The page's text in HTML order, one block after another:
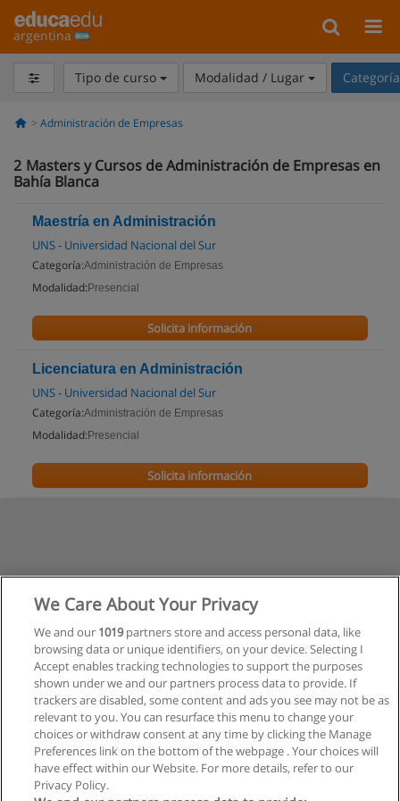
argentina
Tipo de curso Modalidad / Lugar
Administración de Empresas
2 Masters y Cursos de Administración de Empresas en
Bahía Blanca
Maestría en Administración
UNS - Universidad Nacional del Sur
Categoría:Administración de Empresas
Modalidad: Presencial
Solicita información
Licenciatura en Administración
UNS - Universidad Nacional del Sur
Categoría:Administración de Empresas
Modalidad: Presencial
Solicita información
We Care About Your Privacy
We and our 1019partners store and access personal data, like
browsing data or unique identifiers, on your device. Selecting I
Accept enables tracking technologies to support the purposes
shown under we and our partners process data to provide. If
trackers are disabled, some content and ads you see may not be as
relevant to you. You can resurface this menu to change your
choices or withdraw consent at any time by clicking the Manage
Preferences link on the bottom of the webpage . Your choices will
have effect within our Website. For more details, refer to our
Privacy Policy.